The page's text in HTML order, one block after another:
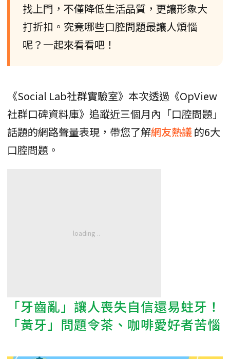
找上門，不僅降低生活品質，更讓形象大
打折扣。究竟哪些口腔問題最讓人煩惱
呢？一起來看看吧！
《Social Lab社群實驗室》本次透過《OpView
社群口碑資料庫》追蹤近三個月內「口腔問題」
話題的網路聲量表現，帶您了解網友熱議的6大
口腔問題。
「牙齒亂」讓人喪失自信還易蛀牙！
「黃牙」問題令茶、咖啡愛好者苦惱